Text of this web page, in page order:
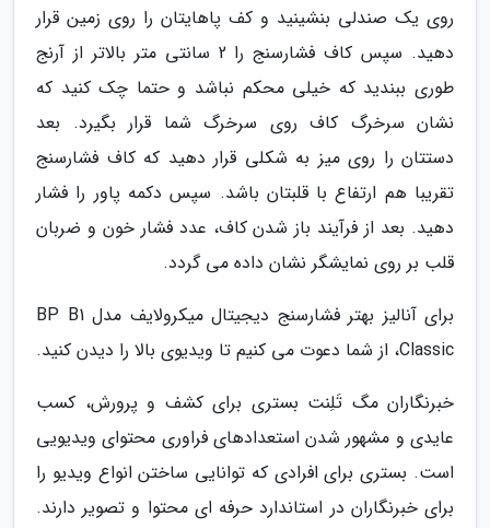
روی یک صندلی بنشینید و کف پاهایتان را روی زمین قرار
دهید. سپس کاف فشارسنج را 2 سانتی متر بالاتر از آرنج
طوری ببندید که خیلی محکم نباشد و حتما چک کنید که
نشان سرخرگ کاف روی سرخرگ شما قرار بگیرد. بعد
دستتان را روی میز به شکلی قرار دهید که کاف فشارسنج
تقریبا هم ارتفاع با قلبتان باشد. سپس دکمه پاور را فشار
دهید. بعد از فرآیند باز شدن کاف، عدد فشار خون و ضربان
قلب بر روی نمایشگر نشان داده می گردد.
برای آنالیز بهتر فشارسنج دیجیتال میکرولایف مدل BP B1
Classic، از شما دعوت می کنیم تا ویدیوی بالا را دیدن کنید.
خبرنگاران مگ تَلِنت بستری برای کشف و پرورش، کسب
عایدی و مشهور شدن استعدادهای فراوری محتوای ویدیویی
است. بستری برای افرادی که توانایی ساختن انواع ویدیو را
برای خبرنگاران در استاندارد حرفه ای محتوا و تصویر دارند.